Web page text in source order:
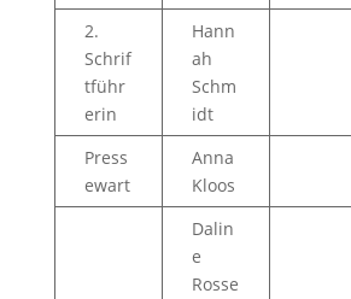
2.
Schrif
tführ
erin
Hann
ah
Schm
idt
Press
ewart
Anna
Kloos
Dalin
e
Rosse